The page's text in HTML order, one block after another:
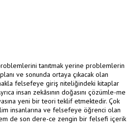
tanıtmak yerine problemlerin
ve sonunda ortaya çıkacak olan
felsefeye giriş niteliğindeki kitaplar
insan zekâsının doğasını çözümle-me
yeni bir teori teklif etmektedir. Çok
insanlarına ve felsefeye öğrenci olan
de son dere-ce zengin bir felsefi içerik